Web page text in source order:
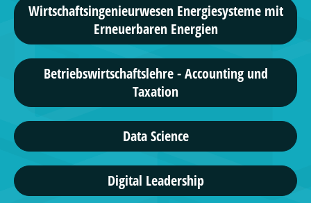
Wirtschaftsingenieurwesen Energiesysteme mit
Erneuerbaren Energien
Betriebswirtschaftslehre - Accounting und
Taxation
Data Science
Digital Leadership